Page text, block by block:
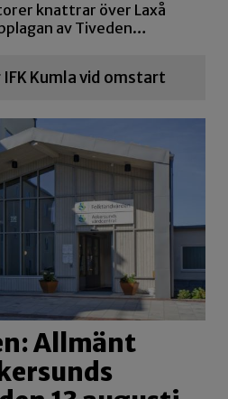
knattrar över Laxå
av Tiveden…
Kumla vid omstart
Allmänt